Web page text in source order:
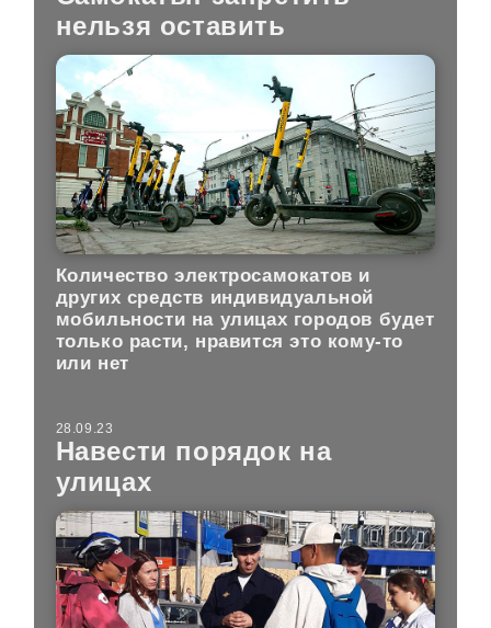
нельзя оставить
Количество электросамокатов и
других средств индивидуальной
мобильности на улицах городов будет
только расти, нравится это кому-то
или нет
28.09.23
Навести порядок на
улицах